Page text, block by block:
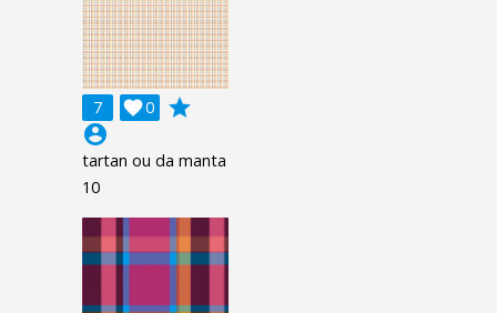
7 0

grade
account_circle
tartan ou da manta
10